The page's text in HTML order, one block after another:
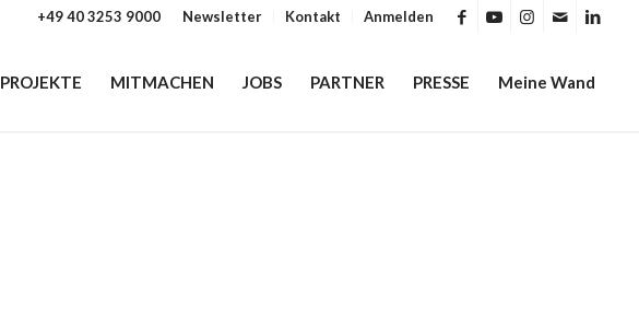
Newsletter Kontakt Anmelden
+49 40 3253 9000
PROJEKTE MITMACHEN JOBS PARTNER PRESSE Meine Wand